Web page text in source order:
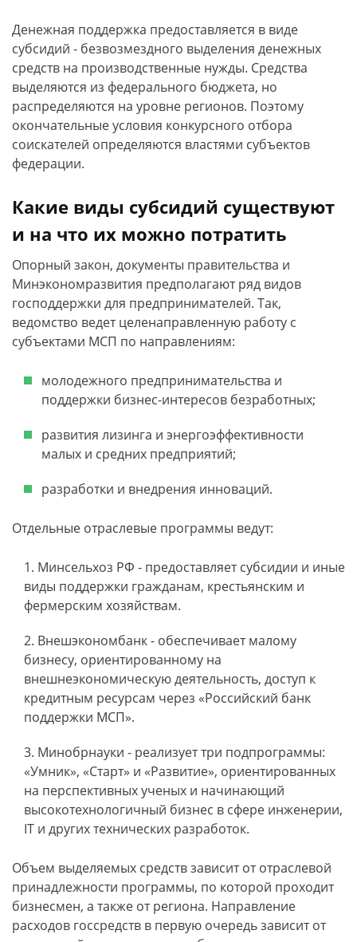
Денежная поддержка предоставляется в виде
субсидий - безвозмездного выделения денежных
средств на производственные нужды. Средства
выделяются из федерального бюджета, но
распределяются на уровне регионов. Поэтому
окончательные условия конкурсного отбора
соискателей определяются властями субъектов
федерации.
Какие виды субсидий существуют
и на что их можно потратить
Опорный закон, документы правительства и
Минэкономразвития предполагают ряд видов
господдержки для предпринимателей. Так,
ведомство ведет целенаправленную работу с
субъектами МСП по направлениям:
молодежного предпринимательства и
поддержки бизнес-интересов безработных;
развития лизинга и энергоэффективности
малых и средних предприятий;
разработки и внедрения инноваций.
Отдельные отраслевые программы ведут:
Минсельхоз РФ - предоставляет субсидии и иные
виды поддержки гражданам, крестьянским и
фермерским хозяйствам.
Внешэкономбанк - обеспечивает малому
бизнесу, ориентированному на
внешнеэкономическую деятельность, доступ к
кредитным ресурсам через «Российский банк
поддержки МСП».
Минобрнауки - реализует три подпрограммы:
«Умник», «Старт» и «Развитие», ориентированных
на перспективных ученых и начинающий
высокотехнологичный бизнес в сфере инженерии,
IT и других технических разработок.
Объем выделяемых средств зависит от отраслевой
принадлежности программы, по которой проходит
бизнесмен, а также от региона. Направление
расходов госсредств в первую очередь зависит от